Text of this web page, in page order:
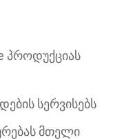
სერვისებს
მთელი